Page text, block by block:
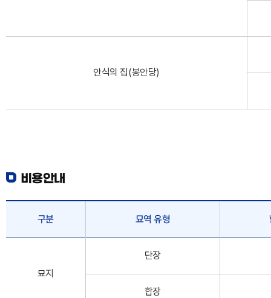
안식의 집(봉안당)
비용안내
구분 묘역 유형
묘지
단장
합장